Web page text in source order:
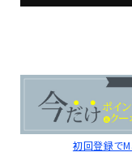
初回登録で